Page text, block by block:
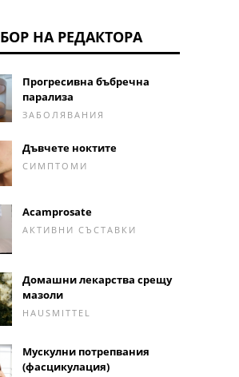
НА РЕДАКТОРА
Прогресивна бъбречна
парализа
ЗАБОЛЯВАНИЯ
Дъвчете ноктите
СИМПТОМИ
Acamprosate
АКТИВНИ СЪСТАВКИ
Домашни лекарства срещу
мазоли
HAUSMITTEL
Мускулни потрепвания
(фасцикулация)